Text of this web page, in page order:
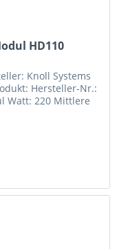
HD110
Knoll Systems
Hersteller-Nr.:
Watt: 220 Mittlere